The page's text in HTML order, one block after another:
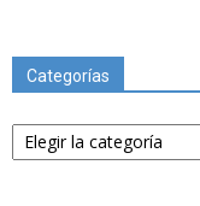
Categorías
Categorías